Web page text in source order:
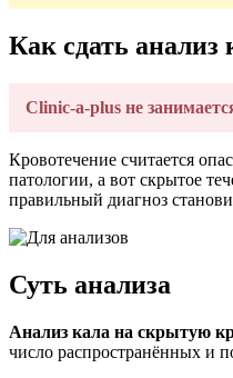
Как сдать
Clinic-a-plus не
Кровотечение считается
патологии, а вот скрытое
правильный диагноз
Суть анализа
Анализ кала на скрытую
число распространённых и